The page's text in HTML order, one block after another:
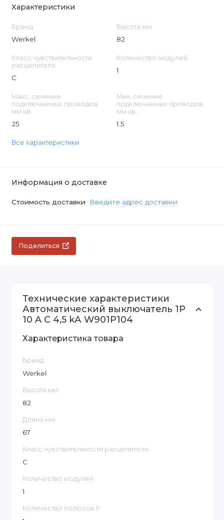
Характеристики
Бренд
Werkel
Высота мм
82
Класс чувствительности
расцепителя
С
Количество модулей
1
Макс. сечение
подключаемых проводов
мм кв.
25
Мин. сечение
подключаемых проводов
мм кв.
1.5
Все характеристики
Информация о доставке
Стоимость доставки Введите адрес доставки
Поделиться
Технические характеристики
Автоматический выключатель 1P
10 A C 4,5 kА W901P104
Характеристика товара
Бренд
Werkel
Высота мм
82
Длина мм
67
Класс чувствительности расцепителя
С
Количество модулей
1
Количество полюсов P